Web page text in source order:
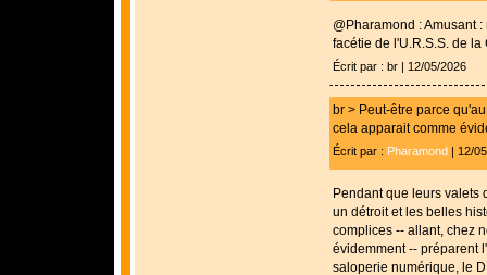
@Pharamond : Amusant
facétie de l'U.R.S.S. de la
Écrit par : br | 12/05/2026
br > Peut-être parce
cela apparait comme
Écrit par : Pharamond| 12/
Pendant que leurs valets
un détroit et les belles
complices -- allant, chez
évidemment -- préparent
saloperie numérique, le